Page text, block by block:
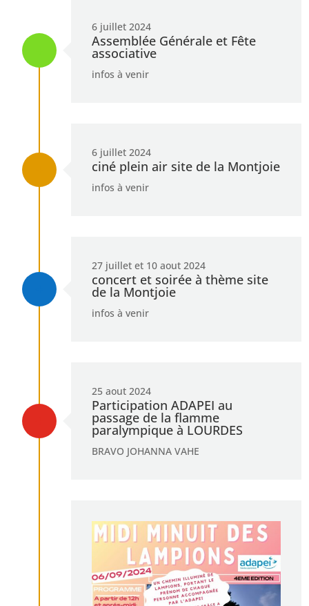
6 juillet 2024
Assemblée Générale et Fête
associative
infos à venir
6 juillet 2024
ciné plein air site de la Montjoie
infos à venir
27 juillet et 10 aout 2024
concert et soirée à thème site
de la Montjoie
infos à venir
25 aout 2024
Participation ADAPEI au
passage de la flamme
paralympique à LOURDES
BRAVO JOHANNA VAHE